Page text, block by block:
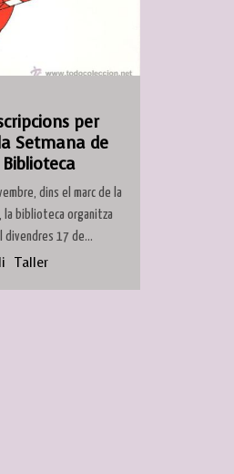
per
Setmana de
dins el marc de la
la biblioteca organitza
divendres 17 de...
Taller